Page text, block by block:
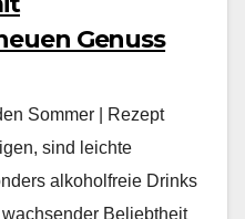
Genuss
Sommer | Rezept
sind leichte
alko­hol­freie Drinks
Beliebtheit